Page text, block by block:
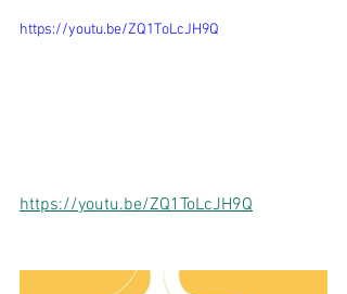
https://youtu.be/ZQ1ToLcJH9Q
https://youtu.be/ZQ1ToLcJH9Q